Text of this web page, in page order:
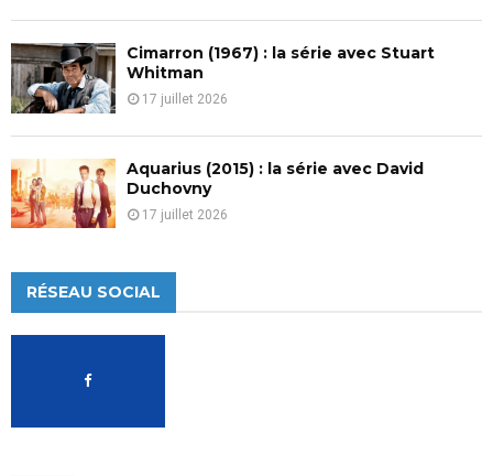
Cimarron (1967) : la série avec Stuart
Whitman
17 juillet 2026
Aquarius (2015) : la série avec David
Duchovny
17 juillet 2026
RÉSEAU SOCIAL